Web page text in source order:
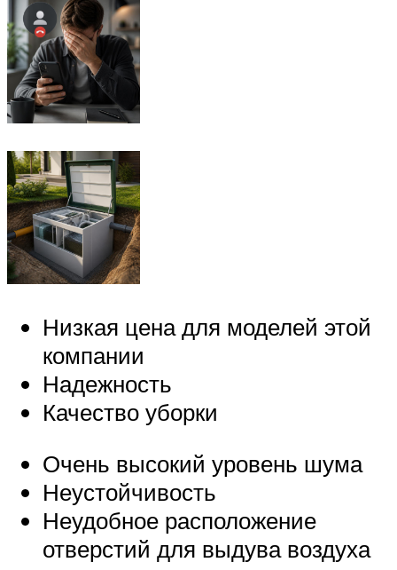
Низкая цена для моделей этой
компании
Надежность
Качество уборки
Очень высокий уровень шума
Неустойчивость
Неудобное расположение
отверстий для выдува воздуха